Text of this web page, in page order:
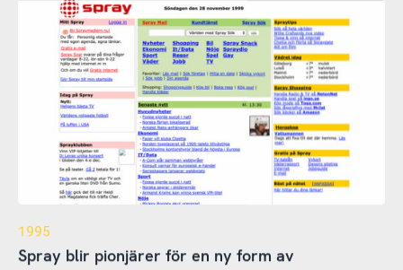
1995
Spray blir pionjärer för en ny form av